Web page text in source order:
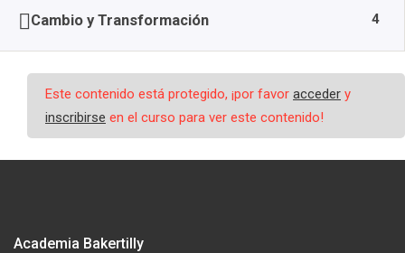
Cambio y Transformación 4
Este contenido está protegido, ¡por favor acceder y
inscribirse en el curso para ver este contenido!
Academia Bakertilly